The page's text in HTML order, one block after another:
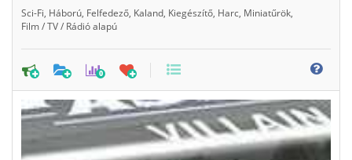
Sci-Fi, Háború, Felfedező, Kaland, Kiegészítő, Harc, Miniatűrök,
Film / TV / Rádió alapú
0